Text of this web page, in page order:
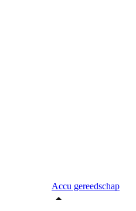
Accu gereedschap